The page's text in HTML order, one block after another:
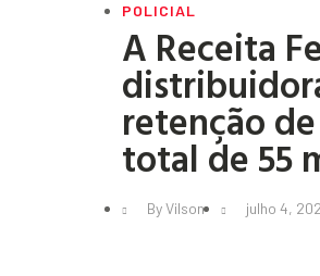
POLICIAL
A Receita
retenção
total de 55
ByVilson julho 4,